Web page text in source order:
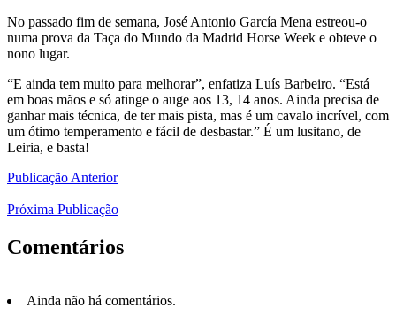
No passado fim de semana, José Antonio García Mena estreou-o
numa prova da Taça do Mundo da Madrid Horse Week e obteve o
nono lugar.
“E ainda tem muito para melhorar”, enfatiza Luís Barbeiro. “Está
em boas mãos e só atinge o auge aos 13, 14 anos. Ainda precisa de
ganhar mais técnica, de ter mais pista, mas é um cavalo incrível, com
um ótimo temperamento e fácil de desbastar.” É um lusitano, de
Leiria, e basta!
Publicação Anterior
Próxima Publicação
Comentários
Ainda não há comentários.